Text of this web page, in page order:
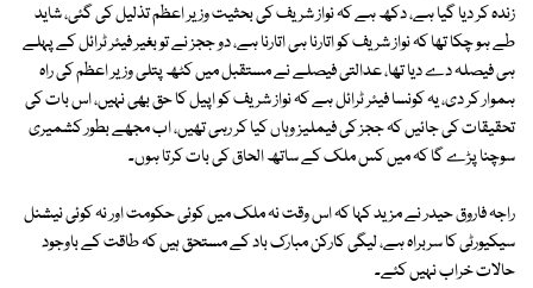
زندہ کر دیا گیا ہے، دکھ ہے کہ نواز شریف کی بحثیت وزیر اعظم تذلیل کی گئی، شاید
طے ہو چکا تھا کہ نواز شریف کو اتارنا ہی اتارنا ہے، دو ججز نے تو بغیر فیئر ٹرائل کے پہلے
ہی فیصلہ دے دیا تھا، عدالتی فیصلے نے مستقبل میں کٹھ پتلی وزیر اعظم کی راہ
ہموار کر دی، یہ کونسا فیئر ٹرائل ہے کہ نواز شریف کو اپیل کا حق بھی نہیں، اس بات کی
تحقیقات کی جائیں کہ ججز کی فیملیز وہاں کیا کر رہی تھیں، اب مجھے بطور کشمیری
سوچنا پڑے گا کہ میں کس ملک کے ساتھ الحاق کی بات کرتا ہوں۔
راجہ فاروق حیدر نے مزید کہا کہ اس وقت نہ ملک میں کوئی حکومت اور نہ کوئی نیشنل
سیکیورٹی کا سربراہ ہے، لیگی کارکن مبارک باد کے مستحق ہیں کہ طاقت کے باوجود
حالات خراب نہیں کئے۔